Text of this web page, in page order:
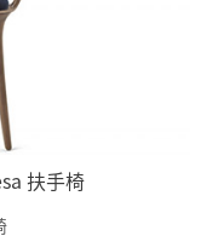
扶手椅